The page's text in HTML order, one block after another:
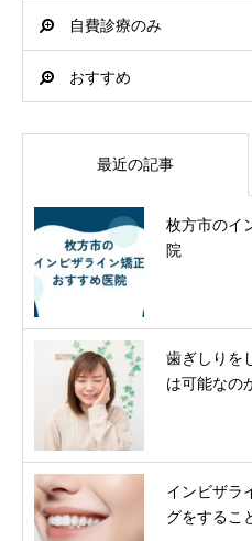
自費診療のみ
おすすめ
最近の記事
枚方市のイ
院
歯ぎしりを
は可能なの
インビザラ
グをするこ